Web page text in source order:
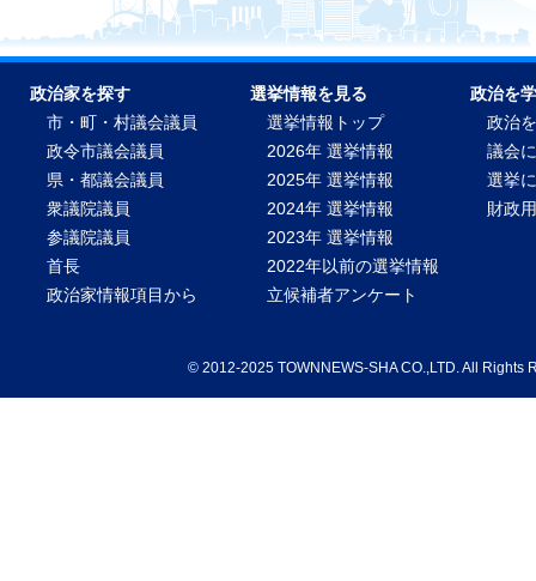
政治家を探す
市・町・村議会議員
政令市議会議員
県・都議会議員
衆議院議員
参議院議員
首長
政治家情報項目から
選挙情報を見る
選挙情報トップ
2026年 選挙情報
2025年 選挙情報
2024年 選挙情報
2023年 選挙情報
2022年以前の選挙情報
立候補者アンケート
政治を
政治
議会
選挙
財政
©2012-2025 TOWNNEWS-SHA CO.,LTD. All Rights